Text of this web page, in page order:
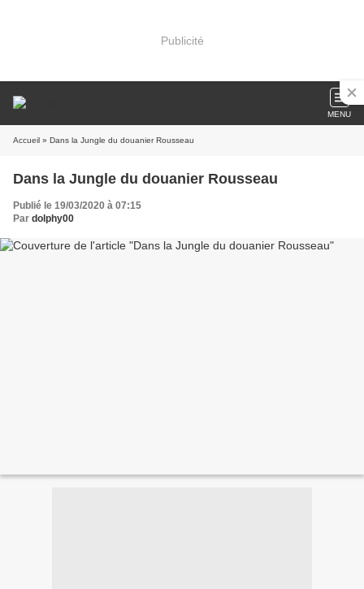
Publicité
MENU
Accueil » Dans la Jungle du douanier Rousseau
Dans la Jungle du douanier Rousseau
Publié le 19/03/2020 à 07:15
Par dolphy00